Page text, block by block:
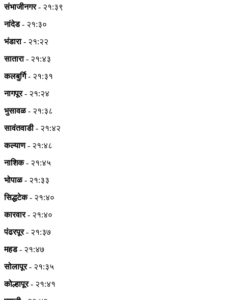
संभाजीनगर- २१:३९
नांदेड- २१:३०
भंडारा- २१:२२
सातारा- २१:४३
कलबुर्गि- २१:३१
नागपूर- २१:२४
भुसावळ- २१:३८
सावंतवाडी- २१:४२
कल्याण- २१:४८
नाशिक- २१:४५
भोपाळ- २१:३३
सिद्धटेक- २१:४०
कारवार- २१:४०
पंढरपूर- २१:३७
महड- २१:४७
सोलापूर- २१:३५
कोल्हापूर- २१:४१